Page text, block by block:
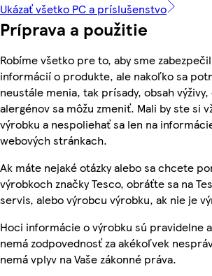
Ukázať všetko PC a príslušenstvo
Príprava a použitie
Robíme všetko pre to, aby sme
informácií o produkte, ale nakoľko sa
neustále menia, tak prísady, obsah
alergénov sa môžu zmeniť. Mali by ste si
výrobku a nespoliehať sa len na
webových stránkach.
Ak máte nejaké otázky alebo sa chcete
výrobkoch značky Tesco, obráťte sa na
servis, alebo výrobcu výrobku, ak nie je
Hoci informácie o výrobku sú pravidelne
nemá zodpovednosť za akékoľvek
nemá vplyv na Vaše zákonné práva.